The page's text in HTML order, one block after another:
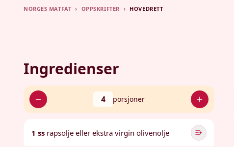
NORGES MATFAT › OPPSKRIFTER › HOVEDRETT
Ingredienser
4 porsjoner
1 ss rapsolje eller ekstra virgin olivenolje